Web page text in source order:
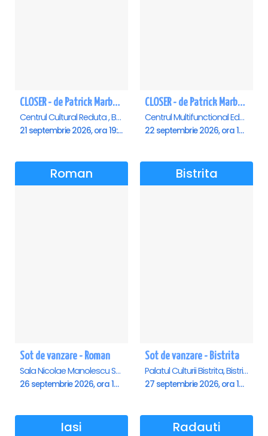
CLOSER - de Patrick Marber - Premiera - Brasov
Centrul Cultural Reduta , Brasov
21 septembrie 2026, ora 19:00
CLOSER - de Patrick Marber - Premiera - Constanta
Centrul Multifunctional Educativ pentru Tineret Jean Constantin, Constanta
22 septembrie 2026, ora 19:00
Roman
Sot de vanzare - Roman
Sala Nicolae Manolescu Strunga (Sala de festivitati a Primariei Roman), Roman
26 septembrie 2026, ora 19:00
Bistrita
Sot de vanzare - Bistrita
Palatul Culturii Bistrita, Bistrita
27 septembrie 2026, ora 19:00
Iasi Radauti